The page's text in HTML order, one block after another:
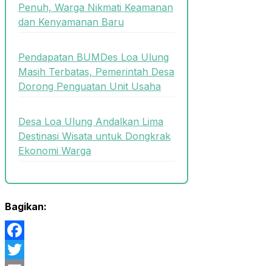
Penuh, Warga Nikmati Keamanan
dan Kenyamanan Baru
Pendapatan BUMDes Loa Ulung
Masih Terbatas, Pemerintah Desa
Dorong Penguatan Unit Usaha
Desa Loa Ulung Andalkan Lima
Destinasi Wisata untuk Dongkrak
Ekonomi Warga
Bagikan:
Facebook